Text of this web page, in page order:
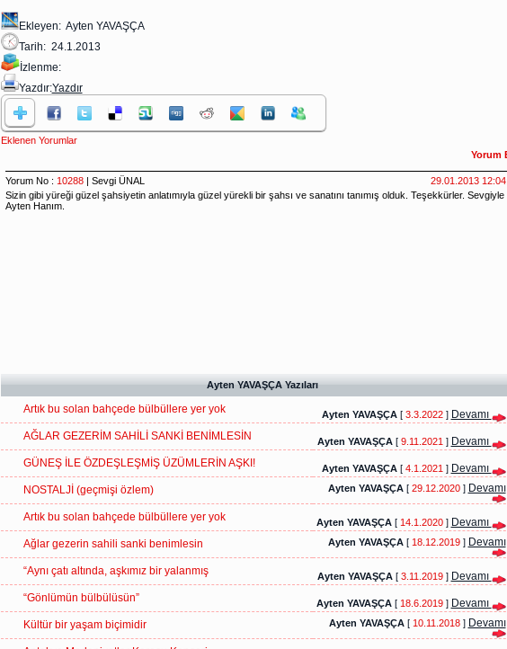
Ekleyen: Ayten YAVAŞÇA
Tarih: 24.1.2013
İzlenme:
Yazdır:Yazdır
Eklenen Yorumlar
Ayten YAVAŞÇA Yazıları
Artık bu solan bahçede bülbüllere yer yok Ayten YAVAŞÇA[3.3.2022 ] Devamı
AĞLAR GEZERİM SAHİLİ SANKİ BENİMLESİN
Ayten YAVAŞÇA[9.11.2021 ] Devamı
GÜNEŞ İLE ÖZDEŞLEŞMİŞ ÜZÜMLERİN AŞKI!
Ayten YAVAŞÇA[4.1.2021 ] Devamı
NOSTALJİ (geçmişi özlem)
Ayten YAVAŞÇA[29.12.2020 ] Devamı
Artık bu solan bahçede bülbüllere yer yok Ayten YAVAŞÇA[14.1.2020 ] Devamı
Ağlar gezerin sahili sanki benimlesin
Ayten YAVAŞÇA[18.12.2019 ] Devamı
“Aynı çatı altında, aşkımız bir yalanmış Ayten YAVAŞÇA[3.11.2019 ] Devamı
“Gönlümün bülbülüsün”
Ayten YAVAŞÇA[18.6.2019 ] Devamı
Kültür bir yaşam biçimidir
Ayten YAVAŞÇA[10.11.2018 ] Devamı